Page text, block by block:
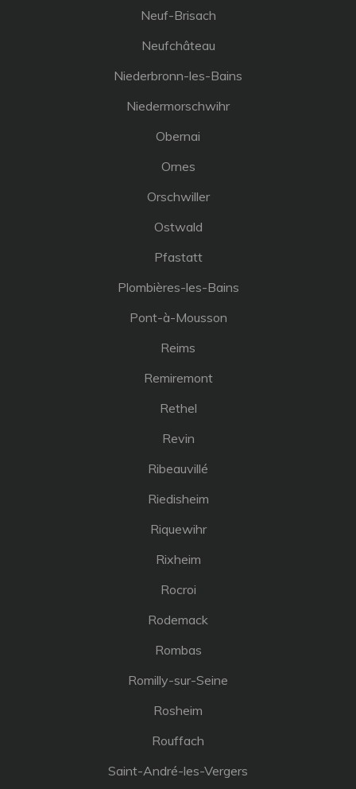
Neuf-Brisach
Neufchâteau
Niederbronn-les-Bains
Niedermorschwihr
Obernai
Ornes
Orschwiller
Ostwald
Pfastatt
Plombières-les-Bains
Pont-à-Mousson
Reims
Remiremont
Rethel
Revin
Ribeauvillé
Riedisheim
Riquewihr
Rixheim
Rocroi
Rodemack
Rombas
Romilly-sur-Seine
Rosheim
Rouffach
Saint-André-les-Vergers